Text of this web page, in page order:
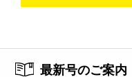
最新号のご案内